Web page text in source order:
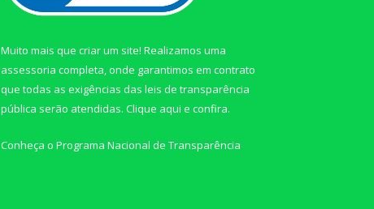
Muito mais que criar um site! Realizamos uma
assessoria completa, onde garantimos em contrato
que todas as exigências das leis de transparência
pública serão atendidas. Clique aqui e confira.
Conheça o Programa Nacional de Transparência